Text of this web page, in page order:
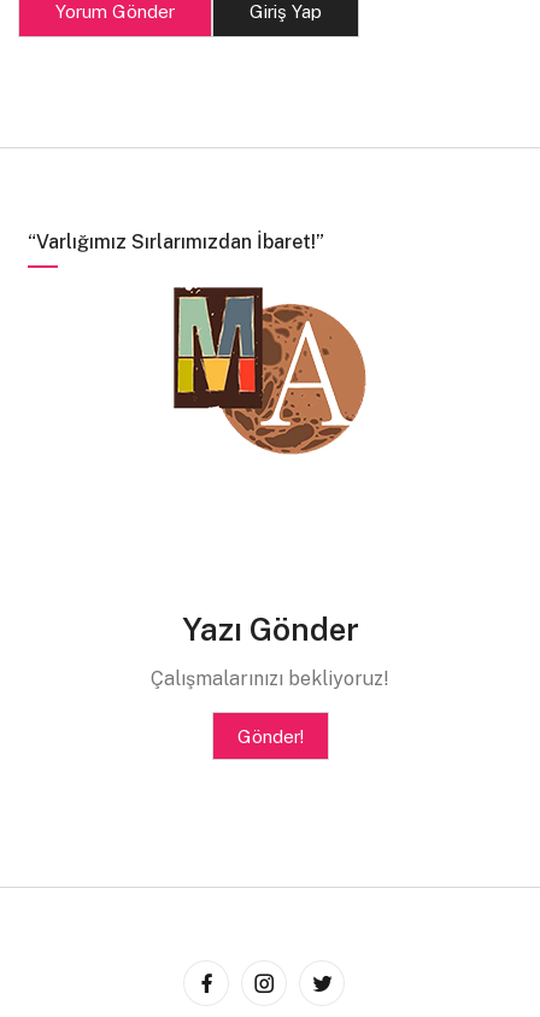
Düğün Davetiyeleri
Yorum Gönder Giriş Yap
“Varlığımız Sırlarımızdan İbaret!”
Yazı Gönder
Çalışmalarınızı bekliyoruz!
Gönder!